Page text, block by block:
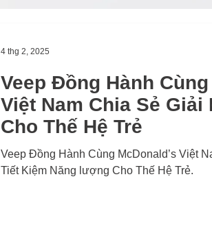
Veep Đồng Hành Cùng
Việt Nam Chia Sẻ Giải
Cho Thế Hệ Trẻ
Veep Đồng Hành Cùng McDonald’s Việt
Tiết Kiệm Năng lượng Cho Thế Hệ Trẻ.
4 thg 2, 2025